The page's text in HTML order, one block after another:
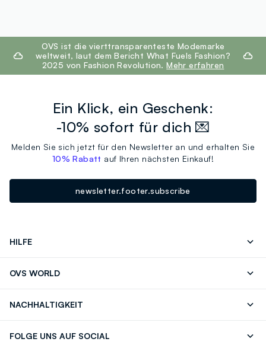
footer.ariatitleOVS ist die vierttransparenteste Modemarke
weltweit, laut dem Bericht What Fuels Fashion?
2025 von Fashion Revolution.Mehr erfahren
Ein Klick, ein Geschenk:
-10% sofort für dich 💌
Melden Sie sich jetzt für den Newsletter an und erhalten Sie
10% Rabatt auf Ihren nächsten Einkauf!
newsletter.footer.subscribe
HILFE
Bestellung/Rücksendung
OVS WORLD
NACHHALTIGKEIT
FOLGE UNS AUF SOCIAL